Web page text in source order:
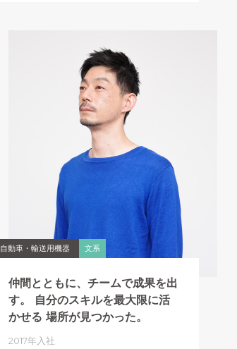
自動車・輸送用機器 文系
仲間とともに、チームで成果を出
す。
自分のスキルを最大限に活
かせる 場所が見つかった。
2017年入社